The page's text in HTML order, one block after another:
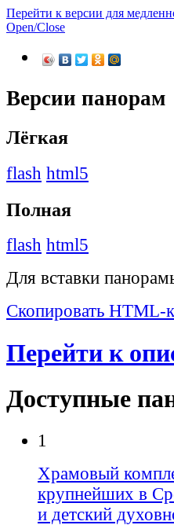
Перейти к версии для
Open/Close
Версии панорам
Лёгкая
flash html5
Полная
flash html5
Для вставки
Скопировать HTML-
Перейти к
Доступные
1
Храмовый
крупнейших в
и детский